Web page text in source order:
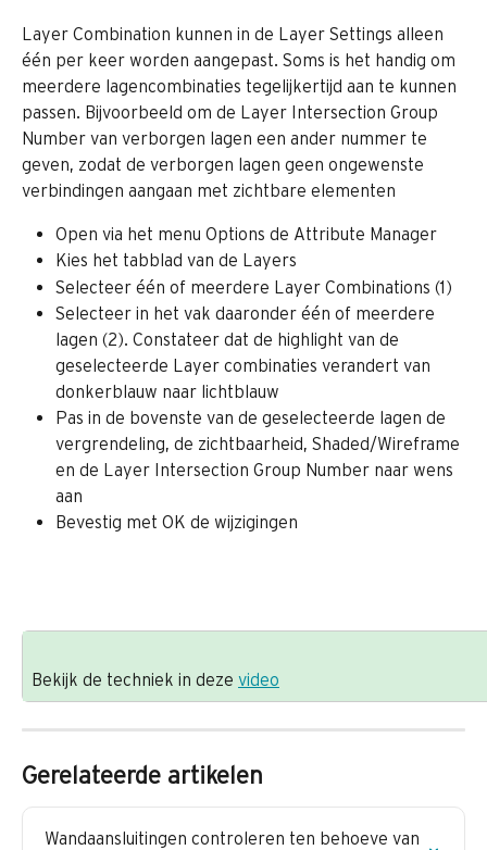
Layer Combination kunnen in de Layer Settings alleen
één per keer worden aangepast. Soms is het handig om
meerdere lagencombinaties tegelijkertijd aan te kunnen
passen. Bijvoorbeeld om de Layer Intersection Group
Number van verborgen lagen een ander nummer te
geven, zodat de verborgen lagen geen ongewenste
verbindingen aangaan met zichtbare elementen
Open via het menu Options de Attribute Manager
Kies het tabblad van de Layers
Selecteer één of meerdere Layer Combinations (1)
Selecteer in het vak daaronder één of meerdere
lagen (2). Constateer dat de highlight van de
geselecteerde Layer combinaties verandert van
donkerblauw naar lichtblauw
Pas in de bovenste van de geselecteerde lagen de
vergrendeling, de zichtbaarheid, Shaded/Wireframe
en de Layer Intersection Group Number naar wens
aan
Bevestig met OK de wijzigingen
Bekijk de techniek in deze video
Gerelateerde artikelen
Wandaansluitingen controleren ten behoeve van